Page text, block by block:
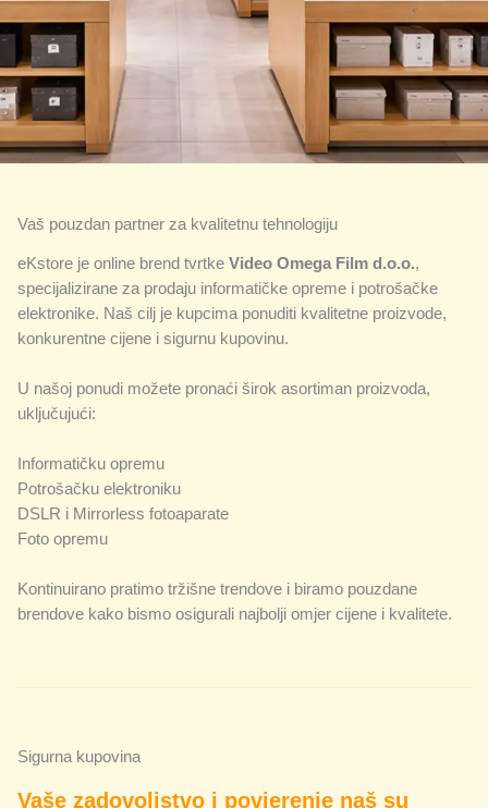
Vaš pouzdan partner za kvalitetnu tehnologiju
eKstore je online brend tvrtke Video Omega Film d.o.o.,
specijalizirane za prodaju informatičke opreme i potrošačke
elektronike. Naš cilj je kupcima ponuditi kvalitetne proizvode,
konkurentne cijene i sigurnu kupovinu.
U našoj ponudi možete pronaći širok asortiman proizvoda,
uključujući:
Informatičku opremu
Potrošačku elektroniku
DSLR i Mirrorless fotoaparate
Foto opremu
Kontinuirano pratimo tržišne trendove i biramo pouzdane
brendove kako bismo osigurali najbolji omjer cijene i kvalitete.
Sigurna kupovina
Vaše zadovoljstvo i povjerenje naš su